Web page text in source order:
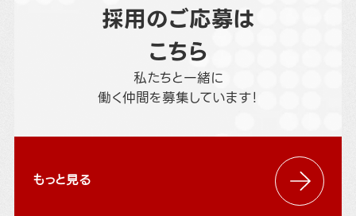
採用のご応募は
こちら
私たちと一緒に
働く仲間を募集しています！
もっと見る